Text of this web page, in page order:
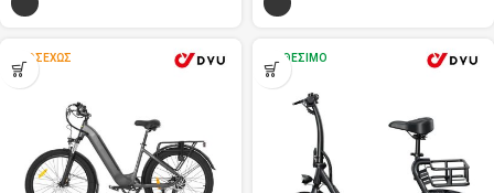
ΠΡΟΣΕΧΏΣ ΔΙΑΘΈΣΙΜΟ